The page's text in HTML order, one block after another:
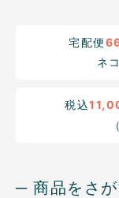
宅配便
ネ
税込
─ 商品をさ